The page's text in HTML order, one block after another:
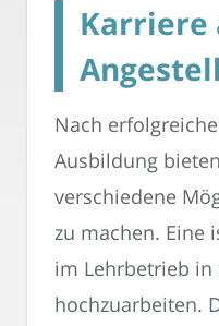
Karriere
Nach
Ausbildung
verschiedene
zu machen. Eine
im Lehrbetrieb
hochzuarbeiten.